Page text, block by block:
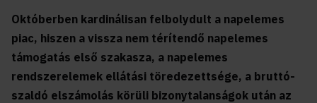
Októberben kardinálisan felbolydult a napelemes
piac, hiszen a vissza nem térítendő napelemes
támogatás első szakasza, a napelemes
rendszerelemek ellátási töredezettsége, a bruttó-
szaldó elszámolás körüli bizonytalanságok után az